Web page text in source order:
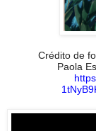
Crédito de
Paola